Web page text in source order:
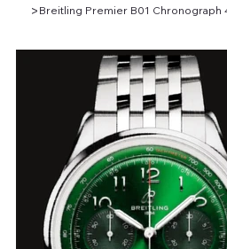
> Breitling Premier B01 Chronograph